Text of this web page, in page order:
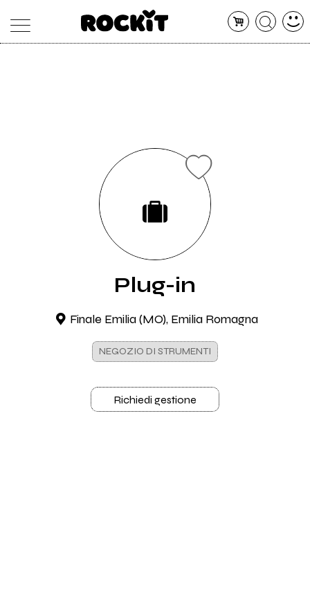
Plug-in
Finale Emilia (MO), Emilia Romagna
NEGOZIO DI STRUMENTI
Richiedi gestione